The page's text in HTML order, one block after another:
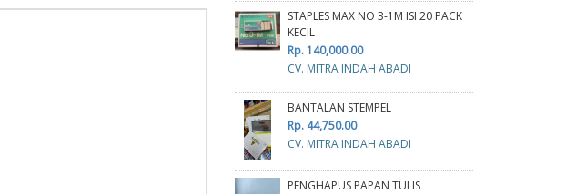
STAPLES MAX NO 3-1M ISI 20 PACK
KECIL
Rp. 140,000.00
CV. MITRA INDAH ABADI
BANTALAN STEMPEL
Rp. 44,750.00
CV. MITRA INDAH ABADI
PENGHAPUS PAPAN TULIS